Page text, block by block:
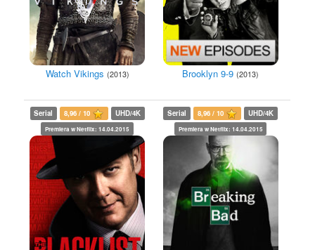
Watch Vikings (2013) Brooklyn 9-9 (2013)
Serial 8,96 / 10 UHD/4K
Premiera w Netflix: 14.04.2015
Serial 8,96 / 10 UHD/4K
Premiera w Netflix: 14.04.2015